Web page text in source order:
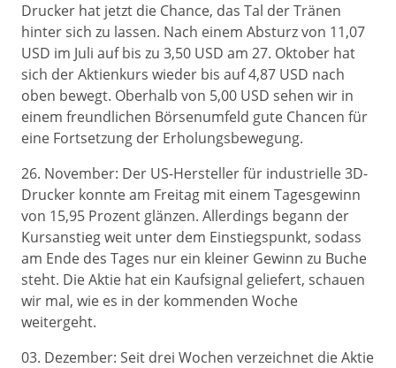
Drucker hat jetzt die Chance, das Tal der Tränen
hinter sich zu lassen. Nach einem Absturz von 11,07
USD im Juli auf bis zu 3,50 USD am 27. Oktober hat
sich der Aktienkurs wieder bis auf 4,87 USD nach
oben bewegt. Oberhalb von 5,00 USD sehen wir in
einem freundlichen Börsenumfeld gute Chancen für
eine Fortsetzung der Erholungsbewegung.
26. November: Der US-Hersteller für industrielle 3D-
Drucker konnte am Freitag mit einem Tagesgewinn
von 15,95 Prozent glänzen. Allerdings begann der
Kursanstieg weit unter dem Einstiegspunkt, sodass
am Ende des Tages nur ein kleiner Gewinn zu Buche
steht. Die Aktie hat ein Kaufsignal geliefert, schauen
wir mal, wie es in der kommenden Woche
weitergeht.
03. Dezember: Seit drei Wochen verzeichnet die Aktie